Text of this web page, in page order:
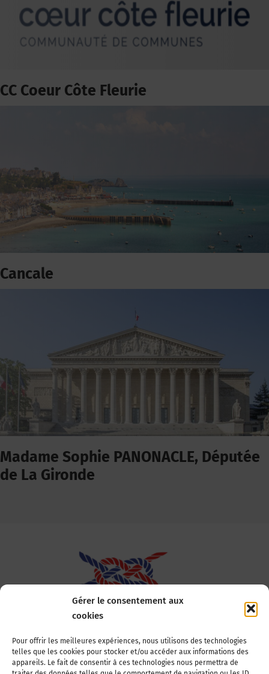
Gérer le consentement aux
cookies
Pour offrir les meilleures expériences, nous utilisons des technologies
telles que les cookies pour stocker et/ou accéder aux informations des
appareils. Le fait de consentir à ces technologies nous permettra de
CC Coeur Côte Fleurie
Cancale
Madame Sophie PANONACLE, Députée
de La Gironde
Association Nationale des Elus des Littoraux
22, boulevard de la Tour-Maubourg
75007 Paris